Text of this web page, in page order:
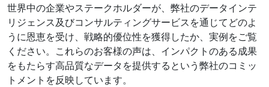
世界中の企業やステークホルダーが、弊社のデータインテ
リジェンス及びコンサルティングサービスを通じてどのよ
うに恩恵を受け、戦略的優位性を獲得したか、実例をご覧
ください。これらのお客様の声は、インパクトのある成果
をもたらす高品質なデータを提供するという弊社のコミッ
トメントを反映しています。